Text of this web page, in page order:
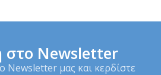
στο Newsletter
Newsletter μας και κερδίστε